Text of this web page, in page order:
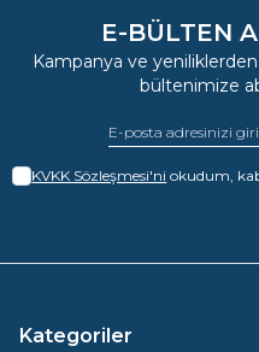
E-BÜLTEN
Kampanya ve
bültenimize
KVKK Sözleşmesi'ni okudum,
Kategoriler